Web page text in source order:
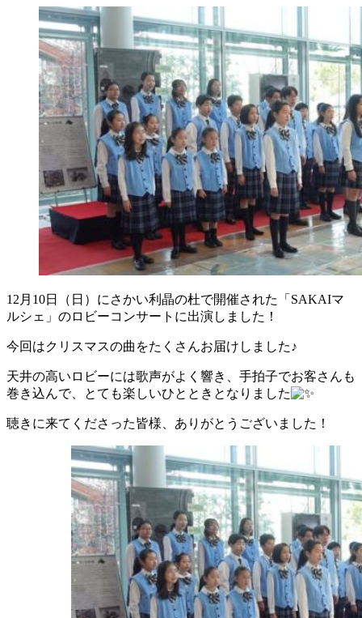
12月10日（日）にさかい利晶の杜で開催された「SAKAIマ
ルシェ」のロビーコンサートに出演しました！
今回はクリスマスの曲をたくさんお届けしました♪
天井の高いロビーには歌声がよく響き、手拍子でお客さんも
巻き込んで、とても楽しいひとときとなりました
聴きに来てくださった皆様、ありがとうございました！